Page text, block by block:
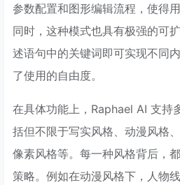
参数配置和图形编辑流程，使得
同时，这种模式也具有极强的可
述语句中的关键词即可实现不同
了使用的自由度。
在具体功能上，Raphael AI 支持
括但不限于写实风格、动漫风格
像素风格等。每一种风格背后，
策略。例如在动漫风格下，人物